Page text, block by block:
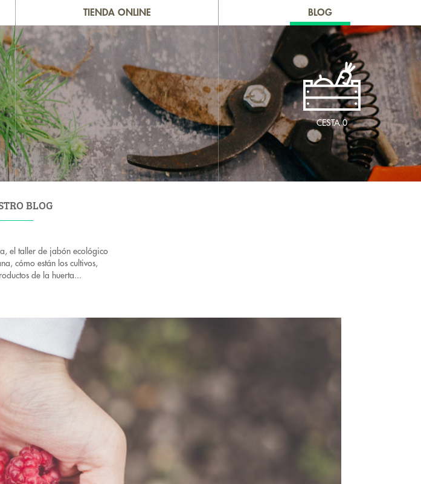
TIENDA ONLINE BLOG
CESTA0
BLOG
el taller de jabón ecológico
cómo están los cultivos,
de la huerta...